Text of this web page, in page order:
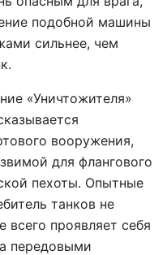
подобной машины
сильнее, чем
«Уничтожителя»
вооружения,
для флангового
пехоты. Опытные
танков не
всего проявляет себя
передовыми